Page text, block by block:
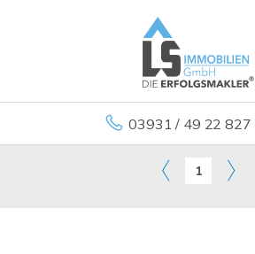
03931 / 49 22 827
1